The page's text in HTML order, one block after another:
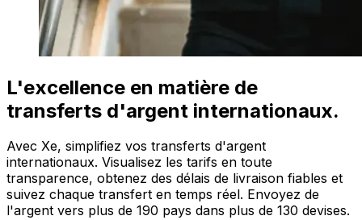
L'excellence en matière de
transferts d'argent internationaux.
Avec Xe, simplifiez vos transferts d'argent
internationaux. Visualisez les tarifs en toute
transparence, obtenez des délais de livraison fiables et
suivez chaque transfert en temps réel. Envoyez de
l'argent vers plus de 190 pays dans plus de 130 devises.